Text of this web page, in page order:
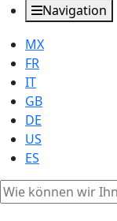
Navigation
MX
FR
IT
GB
DE
US
ES